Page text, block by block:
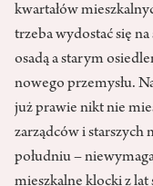
kwartałów
trzeba wydostać się
osadą a starym
nowego przemysłu.
już prawie nikt nie
zarządców i starszych
południu –
mieszkalne klocki z lat